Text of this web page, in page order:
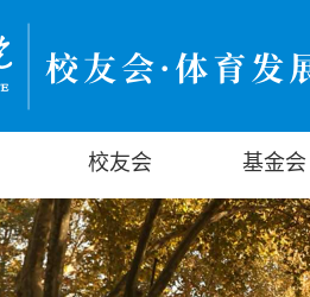
校友会 基金会